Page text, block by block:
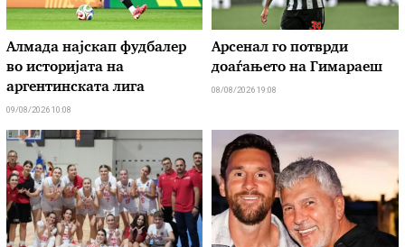
Алмада најскап фудбалер
во историјата на
аргентинската лига
09/08/2026 10:08
Арсенал го потврди
доаѓањето на Гимараеш
08/08/2026 19:08